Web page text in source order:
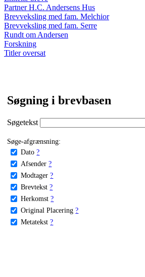
Partner H.C. Andersens Hus
Brevveksling med fam. Melchior
Brevveksling med fam. Serre
Rundt om Andersen
Forskning
Titler oversat
Søgning i brevbasen
Søgetekst
Søge-afgrænsning:
Dato ?
Afsender ?
Modtager ?
Brevtekst ?
Herkomst ?
Original Placering ?
Metatekst ?